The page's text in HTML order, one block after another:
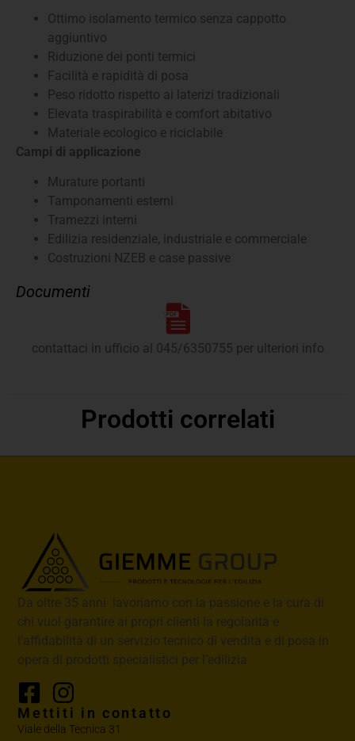
Ottimo isolamento termico senza cappotto
aggiuntivo
Riduzione dei ponti termici
Facilità e rapidità di posa
Peso ridotto rispetto ai laterizi tradizionali
Elevata traspirabilità e comfort abitativo
Materiale ecologico e riciclabile
Campi di applicazione
Murature portanti
Tamponamenti esterni
Tramezzi interni
Edilizia residenziale, industriale e commerciale
Costruzioni NZEB e case passive
Documenti
contattaci in ufficio al 045/6350755 per ulteriori info
Prodotti correlati
Da oltre 35 anni lavoriamo con la passione e la cura di
chi vuol garantire ai propri clienti la regolarità e
l’affidabilità di un servizio tecnico di vendita e di posa in
opera di prodotti specialistici per l’edilizia
Mettiti in contatto
Viale della Tecnica 31